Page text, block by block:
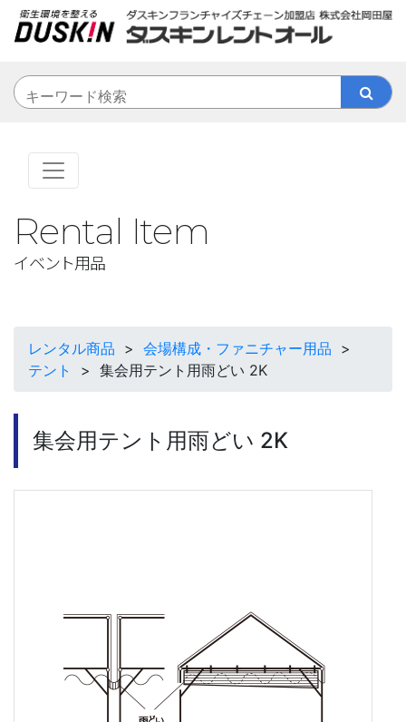
Rental Item
イベント用品
レンタル商品 > 会場構成・ファニチャー用品 >
テント
> 集会用テント用雨どい 2K
集会用テント用雨どい 2K